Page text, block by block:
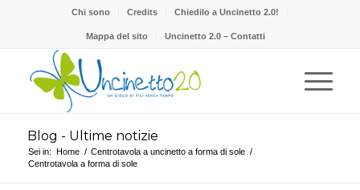
Chi sono Credits Chiedilo a Uncinetto 2.0!
Mappa del sito Uncinetto 2.0 – Contatti
Blog - Ultime notizie
Sei in: Home / Centrotavola a uncinetto a forma di sole /
Centrotavola a forma di sole